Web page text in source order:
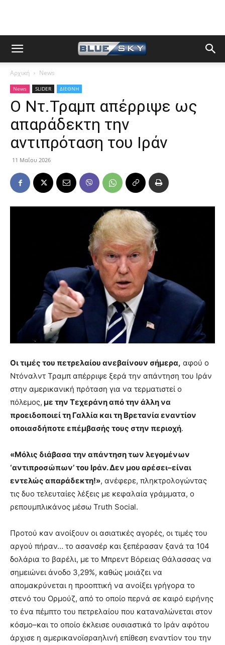
Αρχική News
News SLIDER ΔΙΕΘΝΗ
O Ντ.Τραμπ απέρριψε ως
απαράδεκτη την
αντιπρόταση του Ιράν
11 Μαΐου 2026
Οι τιμές του πετρελαίου ανεβαίνουν σήμερα, αφού ο
Ντόναλντ Τραμπ απέρριψε ξερά την απάντηση του Ιράν
στην αμερικανική πρόταση για να τερματιστεί ο
πόλεμος, με την Τεχεράνη από την άλλη να
προειδοποιεί τη Γαλλία και τη Βρετανία εναντίον
οποιασδήποτε επέμβασής τους στην περιοχή.
«Μόλις διάβασα την απάντηση των λεγoμένων
‘αντιπροσώπων’ του Ιράν. Δεν μου αρέσει–είναι
εντελώς απαράδεκτη!», ανέφερε, πληκτρολογώντας
τις δυο τελευταίες λέξεις με κεφαλαία γράμματα, ο
ρεπουμπλικάνος μέσω Truth Social.
Προτού καν ανοίξουν οι ασιατικές αγορές, οι τιμές του
αργού πήραν… το ασανσέρ και ξεπέρασαν ξανά τα 104
δολάρια το βαρέλι, με το Μπρεντ Βόρειας Θάλασσας να
σημειώνει άνοδο 3,29%, καθώς μοιάζει να
απομακρύνεται η προοπτική να ανοίξει γρήγορα το
στενό του Ορμούζ, από το οποίο περνά σε καιρό ειρήνης
το ένα πέμπτο του πετρελαίου που καταναλώνεται στον
κόσμο–και το οποίο έκλεισε ουσιαστικά το Ιράν αφότου
άρχισε η αμερικανοϊσραηλινή επίθεση εναντίον του την